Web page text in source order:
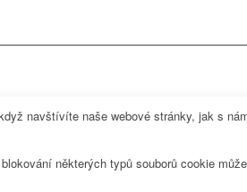
navštívíte naše webové stránky, jak s
některých typů souborů cookie